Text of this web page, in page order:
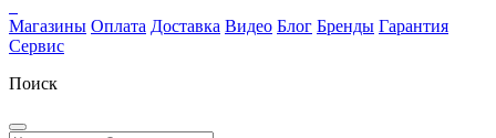
Магазины Оплата Доставка Видео Блог Бренды Гарантия
Сервис
Поиск